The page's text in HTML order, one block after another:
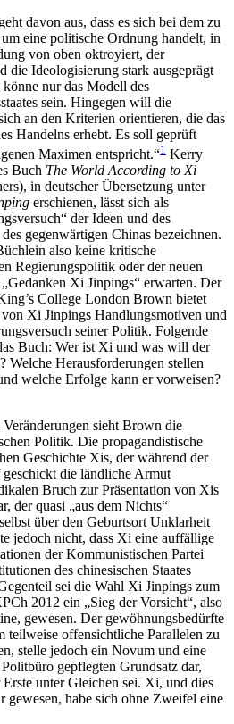
davon aus, dass es sich bei dem zu
eine politische Ordnung handelt, in
von oben oktroyiert, der
die Ideologisierung stark ausgeprägt
nur das Modell des
sein. Hingegen will die
an den Kriterien orientieren, die das
Handelns erhebt. Es soll geprüft
Maximen entspricht.“1 Kerry
Buch The World According to Xi
in deutscher Übersetzung unter
erschienen, lässt sich als
der Ideen und des
gegenwärtigen Chinas bezeichnen.
also keine kritische
Regierungspolitik oder der neuen
Xi Jinpings“ erwarten. Der
College London Brown bietet
Xi Jinpings Handlungsmotiven und
seiner Politik. Folgende
Buch: Wer ist Xi und was will der
Welche Herausforderungen stellen
welche Erfolge kann er vorweisen?
sieht Brown die
Politik. Die propagandistische
Geschichte Xis, der während der
die ländliche Armut
Bruch zur Präsentation von Xis
der quasi „aus dem Nichts“
über den Geburtsort Unklarheit
jedoch nicht, dass Xi eine auffällige
der Kommunistischen Partei
des chinesischen Staates
sei die Wahl Xi Jinpings zum
2012 ein „Sieg der Vorsicht“, also
gewesen. Der gewöhnungsbedürfte
teilweise offensichtliche Parallelen zu
stelle jedoch ein Novum und eine
gepflegten Grundsatz dar,
Erste unter Gleichen sei. Xi, und dies
gewesen, habe sich ohne Zweifel eine